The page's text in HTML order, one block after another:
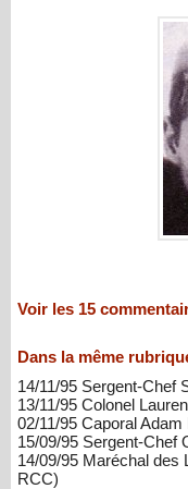
Voir les 15
Dans la même
14/11/95 Sergent-Chef
13/11/95 Colonel
02/11/95 Caporal
15/09/95 Sergent-Chef
14/09/95 Maréchal
RCC)